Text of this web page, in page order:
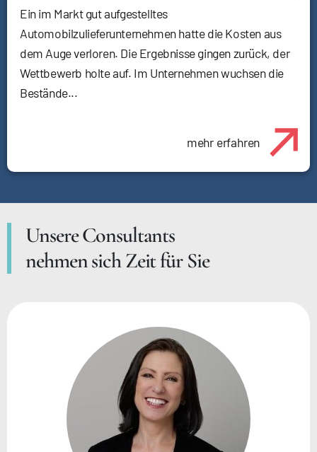
Ein im Markt gut aufgestelltes
Automobilzulieferunternehmen hatte die Kosten aus
dem Auge verloren. Die Ergebnisse gingen zurück, der
Wettbewerb holte auf. Im Unternehmen wuchsen die
Bestände...
mehr erfahren
Unsere Consultants
nehmen sich Zeit für Sie